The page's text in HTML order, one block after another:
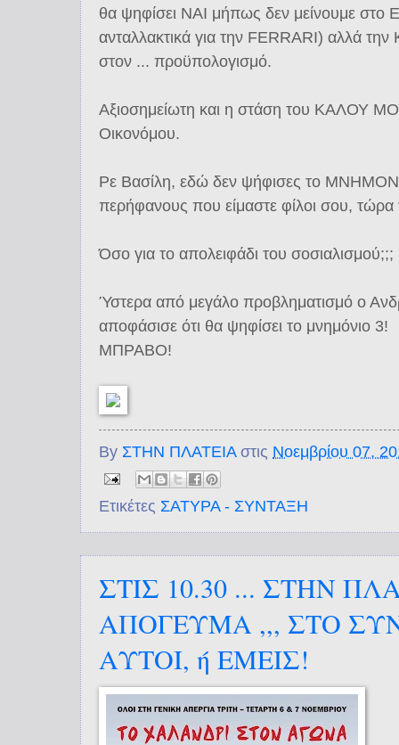
θα ψηφίσει ΝΑΙ μήπως δεν μείνουμε στο
ανταλλακτικά για την FERRARI) αλλά την
στον ... προϋπολογισμό.
Αξιοσημείωτη και η στάση του ΚΑΛΟΥ
Οικονόμου.
Ρε Βασίλη, εδώ δεν ψήφισες το
περήφανους που είμαστε φίλοι σου, τώρα
Όσο για το απολειφάδι του σοσιαλισμού;;;
Ύστερα από μεγάλο προβληματισμό ο
αποφάσισε ότι θα ψηφίσει το μνημόνιο 3!
ΜΠΡΑΒΟ!
By ΣΤΗΝ ΠΛΑΤΕΙΑ στις Νοεμβρίου 07,
Ετικέτες ΣΑΤΥΡΑ - ΣΥΝΤΑΞΗ
ΣΤΙΣ 10.30 ... ΣΤΗΝ
ΑΠΟΓΕΥΜΑ ,,, ΣΤΟ
ΑΥΤΟΙ, ή ΕΜΕΙΣ!